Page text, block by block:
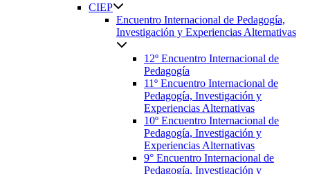
CIEP
Encuentro Internacional de Pedagogía,
Investigación y Experiencias Alternativas
12º Encuentro Internacional de
Pedagogía
11º Encuentro Internacional de
Pedagogía, Investigación y
Experiencias Alternativas
10º Encuentro Internacional de
Pedagogía, Investigación y
Experiencias Alternativas
9° Encuentro Internacional de
Pedagogía, Investigación y